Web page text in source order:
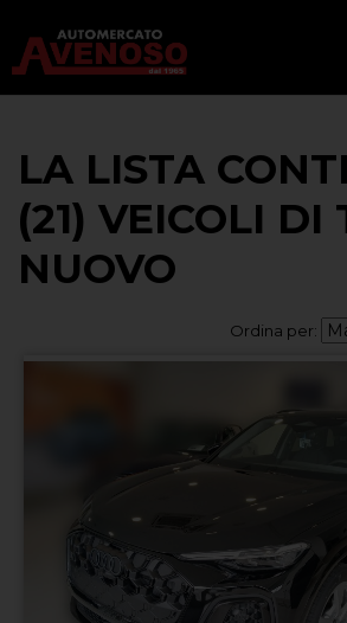
LA LISTA
(21) VEICOLI DI
NUOVO
Ordina per: